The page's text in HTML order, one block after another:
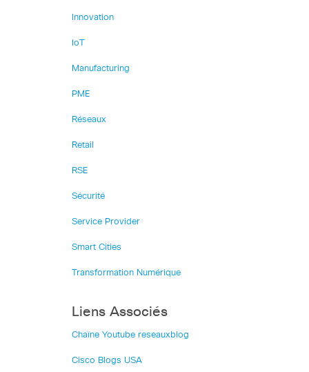
Innovation
IoT
Manufacturing
PME
Réseaux
Retail
RSE
Sécurité
Service Provider
Smart Cities
Transformation Numérique
Liens Associés
Chaîne Youtube reseauxblog
Cisco Blogs USA